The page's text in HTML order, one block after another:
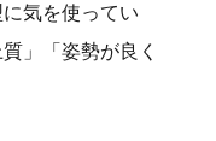
気を使ってい
」「姿勢が良く